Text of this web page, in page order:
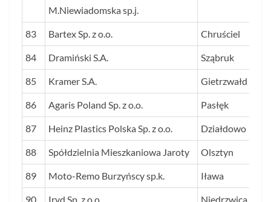
M.Niewiadomska sp.j.
83 Bartex Sp. z o.o. Chruściel
84 Dramiński S.A. Sząbruk
85 Kramer S.A. Gietrzwałd
86 Agaris Poland Sp. z o.o. Pasłęk
87 Heinz Plastics Polska Sp. z o.o. Działdowo
88 Spółdzielnia Mieszkaniowa Jaroty Olsztyn
89 Moto-Remo Burzyńscy sp.k. Iława
90 Iryd Sp. z o.o. Niedrzwica